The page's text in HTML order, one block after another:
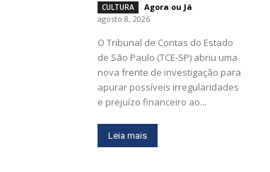
CULTURA Agora ou Já -
agosto 8, 2026
O Tribunal de Contas do Estado
de São Paulo (TCE-SP) abriu uma
nova frente de investigação para
apurar possíveis irregularidades
e prejuízo financeiro ao...
Leia mais